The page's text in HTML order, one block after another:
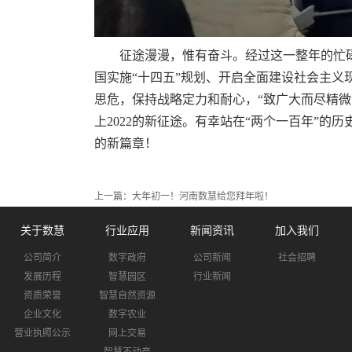
征途漫漫，惟有奋斗。经过这一整年的忙
国实施“十四五”规划、开启全面建设社会主
思危，保持战略定力和耐心，“致广大而尽精
上2022的新征途。有幸站在“两个一百年”的
的新篇章！
上一篇： 大年初一！河南数慧给您拜年啦！
关于数慧
公司简介
发展历程
资质荣誉
企业文化
营业执照公示
行业应用
数字政府
智慧园区
智慧自然资源
数字农业
网上交易
新闻资讯
公司新闻
行业新闻
加入我们
社会招聘